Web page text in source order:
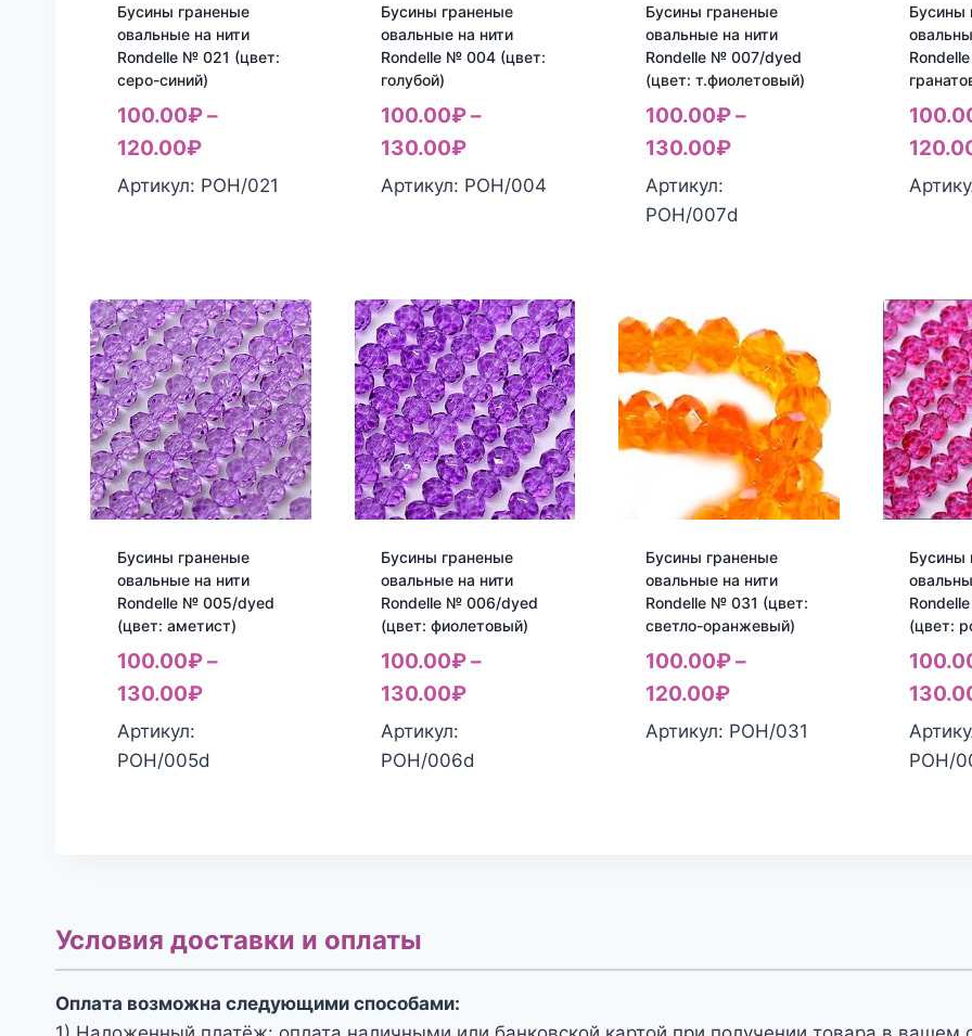
Бусины граненые
овальные на нити
Rondelle № 021 (цвет:
серо-синий)
100.00₽–
120.00₽
Артикул: РОН/021
Бусины граненые
овальные на нити
Rondelle № 004 (цвет:
голубой)
100.00₽–
130.00₽
Артикул: РОН/004
Бусины граненые
овальные на нити
Rondelle № 007/dyed
(цвет: т.фиолетовый)
100.00₽–
130.00₽
Артикул:
РОН/007d
Бусины
Бусины граненые
овальные на нити
Rondelle № 005/dyed
(цвет: аметист)
100.00₽–
130.00₽
Артикул:
РОН/005d
Бусины граненые
овальные на нити
Rondelle № 006/dyed
(цвет: фиолетовый)
100.00₽–
130.00₽
Артикул:
РОН/006d
Бусины граненые
овальные на нити
Rondelle № 031 (цвет:
светло-оранжевый)
100.00₽–
120.00₽
Артикул: РОН/031
Бусины
(цвет:
РОН/
Условия доставки и оплаты
Оплата возможна следующими способами: